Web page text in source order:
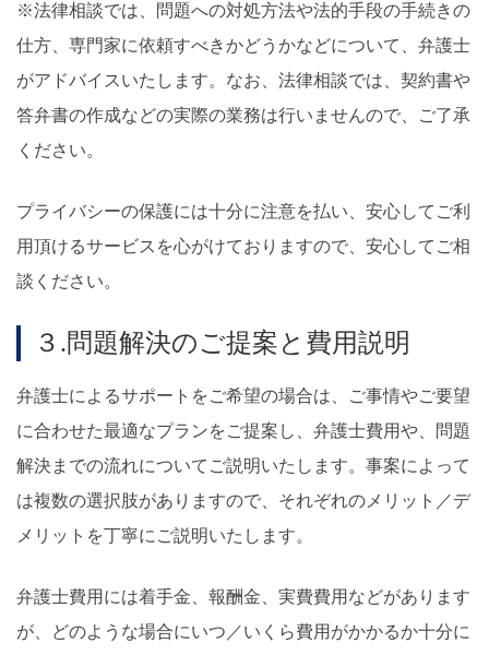
※法律相談では、問題への対処方法や法的手段の手続きの
仕方、専門家に依頼すべきかどうかなどについて、弁護士
がアドバイスいたします。なお、法律相談では、契約書や
答弁書の作成などの実際の業務は行いませんので、ご了承
ください。
プライバシーの保護には十分に注意を払い、安心してご利
用頂けるサービスを心がけておりますので、安心してご相
談ください。
３.問題解決のご提案と費用説明
弁護士によるサポートをご希望の場合は、ご事情やご要望
に合わせた最適なプランをご提案し、弁護士費用や、問題
解決までの流れについてご説明いたします。事案によって
は複数の選択肢がありますので、それぞれのメリット／デ
メリットを丁寧にご説明いたします。
弁護士費用には着手金、報酬金、実費費用などがあります
が、どのような場合にいつ／いくら費用がかかるか十分に